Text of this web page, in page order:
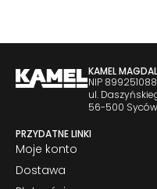
KAMEL
NIP
ul.
56-500 Syców
PRZYDATNE LINKI
Moje konto
Dostawa